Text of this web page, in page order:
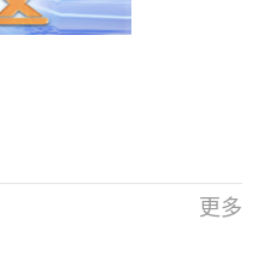
更多